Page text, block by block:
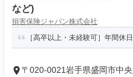
など)
損害保険ジャパン株式会社
［高卒以上・未経験可］年間
〒020-0021岩手県盛岡市中央